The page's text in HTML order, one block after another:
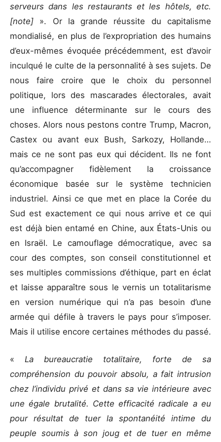
serveurs dans les restaurants et les hôtels, etc.
[note] ». Or la grande réussite du capitalisme
mondialisé, en plus de l’expropriation des humains
d’eux-mêmes évoquée précédemment, est d’avoir
inculqué le culte de la personnalité à ses sujets. De
nous faire croire que le choix du personnel
politique, lors des mascarades électorales, avait
une influence déterminante sur le cours des
choses. Alors nous pestons contre Trump, Macron,
Castex ou avant eux Bush, Sarkozy, Hollande…
mais ce ne sont pas eux qui décident. Ils ne font
qu’accompagner fidèlement la croissance
économique basée sur le système technicien
industriel. Ainsi ce que met en place la Corée du
Sud est exactement ce qui nous arrive et ce qui
est déjà bien entamé en Chine, aux États-Unis ou
en Israël. Le camouflage démocratique, avec sa
cour des comptes, son conseil constitutionnel et
ses multiples commissions d’éthique, part en éclat
et laisse apparaître sous le vernis un totalitarisme
en version numérique qui n’a pas besoin d’une
armée qui défile à travers le pays pour s’imposer.
Mais il utilise encore certaines méthodes du passé.
« La bureaucratie totalitaire, forte de sa
compréhension du pouvoir absolu, a fait intrusion
chez l’individu privé et dans sa vie intérieure avec
une égale brutalité. Cette efficacité radicale a eu
pour résultat de tuer la spontanéité intime du
peuple soumis à son joug et de tuer en même